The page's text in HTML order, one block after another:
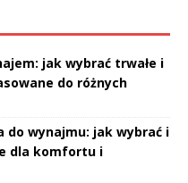
jak wybrać trwałe i
do różnych
do wynajmu: jak wybrać i
dla komfortu i